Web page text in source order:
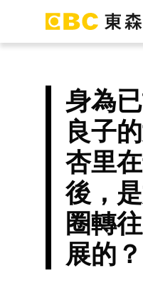
身為
良子
杏里
後，
圈轉
展的？